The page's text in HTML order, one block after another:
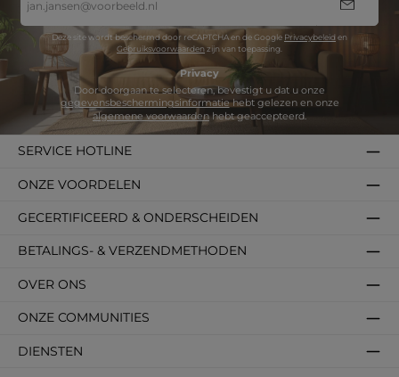
mailadres
*
Deze site wordt beschermd door reCAPTCHA en de Google Privacybeleid en
Gebruiksvoorwaarden zijn van toepassing.
Privacy
gegevensbeschermingsinformatie
algemene voorwaardenhebt geaccepteerd.
SERVICE HOTLINE
DIENSTEN
BETALINGS- & VERZENDMETHODEN
OVER ONS
GECERTIFICEERD & ONDERSCHEIDEN
ONZE VOORDELEN
ONZE COMMUNITIES